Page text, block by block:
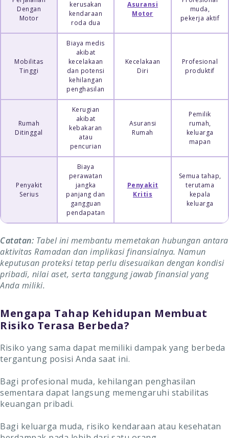
Dengan
Motor
kerusakan
kendaraan
roda dua
Asuransi
Motor
muda,
pekerja aktif
Mobilitas
Tinggi
Biaya medis
akibat
kecelakaan
dan potensi
kehilangan
penghasilan
Kecelakaan
Diri
Profesional
produktif
Rumah
Ditinggal
Kerugian
akibat
kebakaran
atau
pencurian
Asuransi
Rumah
Pemilik
rumah,
keluarga
mapan
Penyakit
Serius
Biaya
perawatan
jangka
panjang dan
gangguan
pendapatan
Penyakit
Kritis
Semua tahap,
terutama
kepala
keluarga
Catatan: Tabel ini membantu memetakan hubungan antara
aktivitas Ramadan dan implikasi finansialnya. Namun
keputusan proteksi tetap perlu disesuaikan dengan kondisi
pribadi, nilai aset, serta tanggung jawab finansial yang
Anda miliki.
Mengapa Tahap Kehidupan Membuat
Risiko Terasa Berbeda?
Risiko yang sama dapat memiliki dampak yang berbeda
tergantung posisi Anda saat ini.
Bagi profesional muda, kehilangan penghasilan
sementara dapat langsung memengaruhi stabilitas
keuangan pribadi.
Bagi keluarga muda, risiko kendaraan atau kesehatan